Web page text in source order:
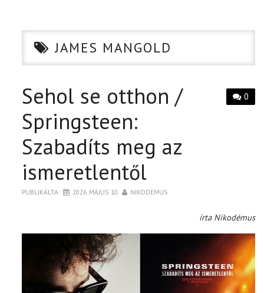
CIKK
PÓLÓ RENDELÉS
JAMES MANGOLD
0
Sehol se otthon /
Springsteen:
Szabadíts meg az
ismeretlentől
PUBLIKÁLTA 2026. MÁJUS 10. NIKODEMUS
írta Nikodémus